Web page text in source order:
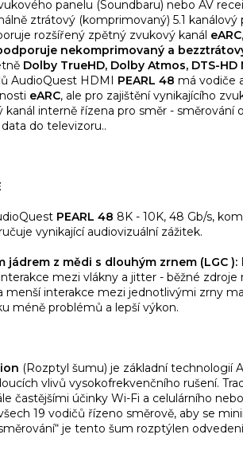
panelu (Soundbaru) nebo AV
ztrátový (komprimovaný) 5.1
rozšířený zpětný zvukový kanál eARC
nekomprimovaný a
Dolby TrueHD, Dolby Atmos, DTS-HD
AudioQuest HDMI PEARL 48 má vodiče
eARC, ale pro zajištění vynikajícího
kanál interně řízena pro směr - směrování
do televizoru..
PEARL 48 8K - 10K, 48 Gb/s,
vynikající audiovizuální zážitek.
jádrem z mědi s dlouhým zrnem (LGC ):
mezi vlákny a jitter - běžné
menší interakce mezi jednotlivými zrny
méně problémů a lepší výkon.
(Rozptyl šumu) je základní technologií
vlivů vysokofrekvenčního rušení.
častějšími účinky Wi-Fi a celulárního
19 vodičů řízeno směrově, aby se
je tento šum rozptýlen